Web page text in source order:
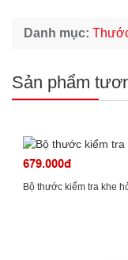
Danh mục:
Sản phẩm
679.000đ
Bộ thước kiểm tra khe